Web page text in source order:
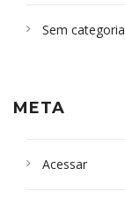
Sem categoria
META
Acessar